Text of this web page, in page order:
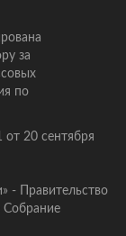
за
по
20 сентября
- Правительство
Собрание